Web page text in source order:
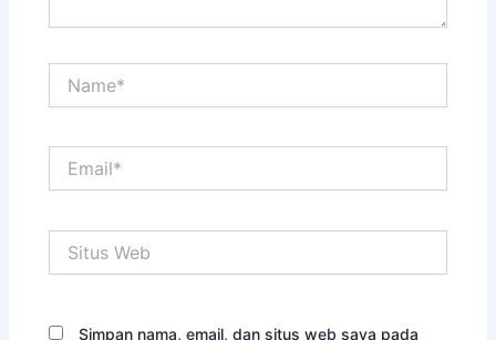
Web
Simpan nama, email, dan situs web saya pada